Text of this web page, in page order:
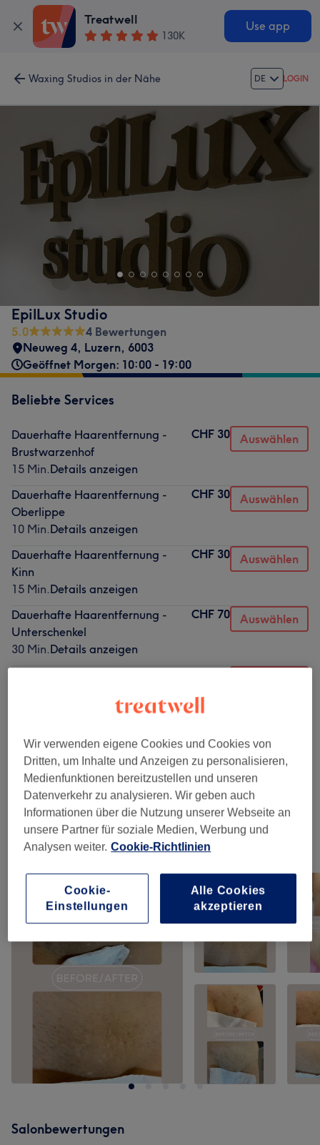
Treatwell
130K
Use app
Waxing Studios in der Nähe DE LOGIN
EpilLux Studio
5.0
4 Bewertungen
Neuweg 4, Luzern, 6003
Geöffnet Morgen: 10:00 - 19:00
Beliebte Services
Dauerhafte Haarentfernung -
Brustwarzenhof
15 Min.Details anzeigen
CHF 30 Auswählen
Dauerhafte Haarentfernung -
Oberlippe
10 Min.Details anzeigen
CHF 30 Auswählen
Dauerhafte Haarentfernung -
Kinn
15 Min.Details anzeigen
CHF 30 Auswählen
Dauerhafte Haarentfernung -
Unterschenkel
30 Min.Details anzeigen
CHF 70 Auswählen
Details anzeigen
Alle Services
Dauerhafte Haarentfernung (18) ab CHF 30
Unsere Arbeit
Salonbewertungen
Wir verwenden eigene Cookies und Cookies von
Dritten, um Inhalte und Anzeigen zu personalisieren,
Medienfunktionen bereitzustellen und unseren
Datenverkehr zu analysieren. Wir geben auch
Informationen über die Nutzung unserer Webseite an
unsere Partner für soziale Medien, Werbung und
Analysen weiter. Cookie-Richtlinien
Alle Cookies
akzeptieren
Cookie-
Einstellungen